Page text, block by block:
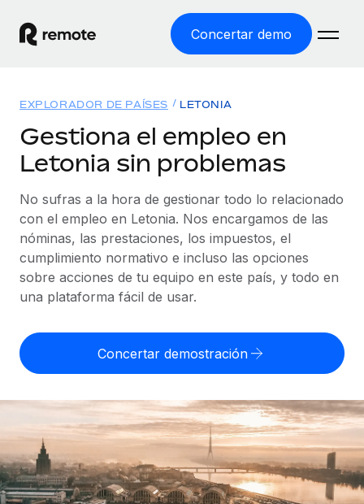
Concertar demo
EMPLEO GLOBAL
Nómina global
Gestiona las nóminas de forma sencilla y conforme a la
legalidad.
Employer of Record
Expándete en todo el mundo sin gastar en entidades.
cumpliendo la normativa.
Integra y gestiona a autónomos globalmente.
PEO
Externaliza tareas laborales complejas.
Soluciones
COBERTURA MUNDIAL
Explorador de países
Consulta el soporte del empleo global según el país.
Explorador estatal de EE. UU.
Simplifica la contratación en todos los estados de EE.
Comparador de Remote
Compáranos con otras empresas.
ETAPAS DE CRECIMIENTO
Soluciones ágiles de RR. HH. globales y nóminas para
empresas en crecimiento.
Recursos
HERRAMIENTAS Y CALCULADORAS
Calculadora del riesgo de clasificación errónea
Consulta el riesgo de clasificación errónea por país.
cualquier país.
Descubre opciones de divisas y tiempos de pago para
autónomos globales.
APRENDIZAJE CON REMOTE
Precios
English
Nederlands
Français
Deutsch
EXPLORADOR DE PAÍSES LETONIA
Gestiona el empleo en
Letonia sin problemas
No sufras a la hora de gestionar todo lo relacionado
con el empleo en Letonia. Nos encargamos de las
nóminas, las prestaciones, los impuestos, el
cumplimiento normativo e incluso las opciones
sobre acciones de tu equipo en este país, y todo en
una plataforma fácil de usar.
Concertar demostración